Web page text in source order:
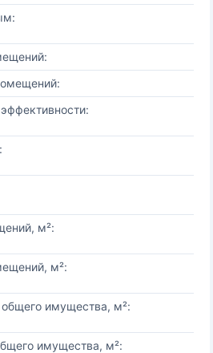
м²:
м²:
имущества, м²:
имущества, м²: